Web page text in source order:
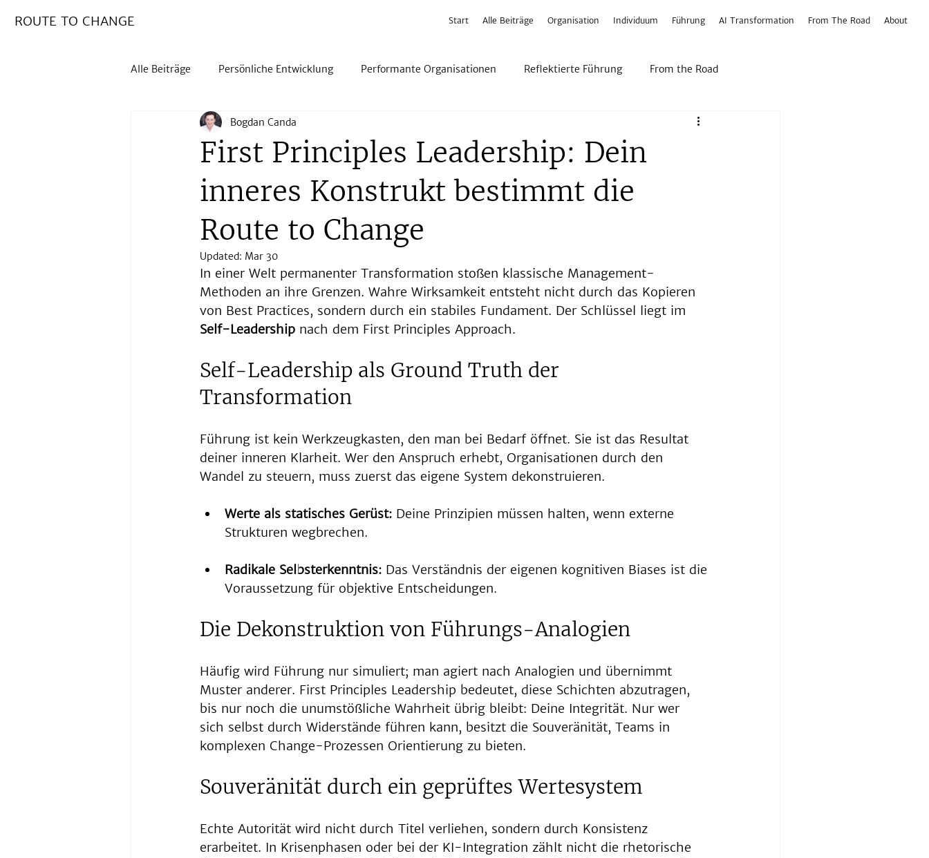
ROUTE TO CHANGE About
From The Road
AI Transformation
Führung
Individuum
Organisation
Alle Beiträge
Start
Alle Beiträge Persönliche Entwicklung Performante Organisationen Reflektierte Führung From the Road
AI Transformation
First Principles Leadership: Dein
inneres Konstrukt bestimmt die
Route to Change
Bogdan Canda
Updated: Mar 30
In einer Welt permanenter Transformation stoßen klassische Management-
Methoden an ihre Grenzen. Wahre Wirksamkeit entsteht nicht durch das Kopieren
von Best Practices, sondern durch ein stabiles Fundament. Der Schlüssel liegt im
Self-Leadership nach dem First Principles Approach.
Self-Leadership als Ground Truth der
Transformation
Führung ist kein Werkzeugkasten, den man bei Bedarf öffnet. Sie ist das Resultat
deiner inneren Klarheit. Wer den Anspruch erhebt, Organisationen durch den
Wandel zu steuern, muss zuerst das eigene System dekonstruieren.
Werte als statisches Gerüst: Deine Prinzipien müssen halten, wenn externe
Strukturen wegbrechen.
Radikale Selbsterkenntnis: Das Verständnis der eigenen kognitiven Biases ist die
Voraussetzung für objektive Entscheidungen.
Die Dekonstruktion von Führungs-Analogien
Häufig wird Führung nur simuliert; man agiert nach Analogien und übernimmt
Muster anderer. First Principles Leadership bedeutet, diese Schichten abzutragen,
bis nur noch die unumstößliche Wahrheit übrig bleibt: Deine Integrität. Nur wer
sich selbst durch Widerstände führen kann, besitzt die Souveränität, Teams in
komplexen Change-Prozessen Orientierung zu bieten.
Souveränität durch ein geprüftes Wertesystem
Echte Autorität wird nicht durch Titel verliehen, sondern durch Konsistenz
erarbeitet. In Krisenphasen oder bei der KI-Integration zählt nicht die rhetorische